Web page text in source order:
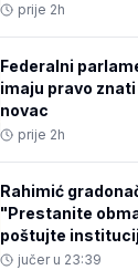
prije 2h
Federalni
imaju pravo
novac
prije 2h
Rahimić
"Prestanite
poštujte
jučer u 23:39